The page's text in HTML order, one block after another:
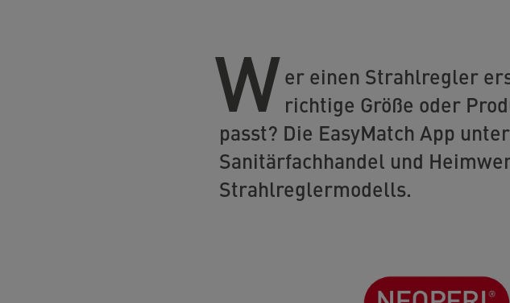
Wer einen Strahlregler
richtige Größe oder
passt? Die EasyMatch App
Sanitärfachhandel und
Strahlreglermodells.